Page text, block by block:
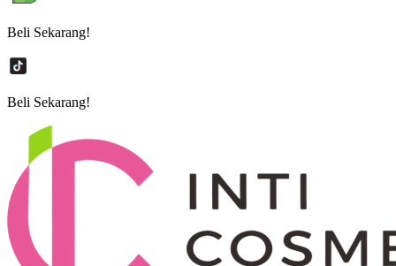
Beli Sekarang!
Beli Sekarang!